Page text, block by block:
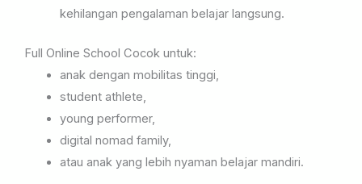
kehilangan pengalaman belajar langsung.
Full Online School Cocok untuk:
anak dengan mobilitas tinggi,
student athlete,
young performer,
digital nomad family,
atau anak yang lebih nyaman belajar mandiri.